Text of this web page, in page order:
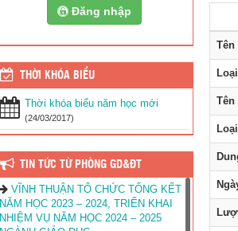
Tên
Tên
Đăng nhập
THỜI KHÓA BIỂU
Thời khóa biểu năm học mới
(24/03/2017)
TIN TỨC TỪ PHÒNG GD&ĐT
VĨNH THUẬN TỔ CHỨC TỔNG KẾT
NĂM HỌC 2023 – 2024, TRIỂN KHAI
NHIỆM VỤ NĂM HỌC 2024 – 2025